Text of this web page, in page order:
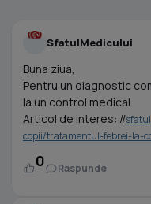
SfatulMedicului
Buna ziua,
Pentru un diagnostic
la un control medical.
Articol de interes: //
copii/tratamentul-febrei-la-
0 Raspunde